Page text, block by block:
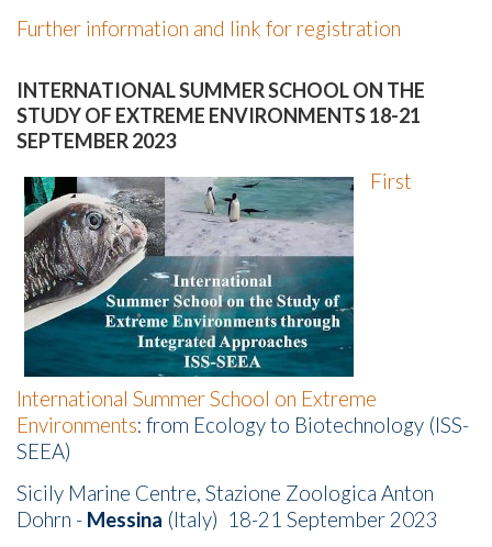
Further information and link for registration
INTERNATIONAL SUMMER SCHOOL ON THE
STUDY OF EXTREME ENVIRONMENTS 18-21
SEPTEMBER 2023
First
International Summer School on Extreme
Environments: from Ecology to Biotechnology (ISS-
SEEA)
Sicily Marine Centre, Stazione Zoologica Anton
Dohrn - Messina (Italy) 18-21 September 2023